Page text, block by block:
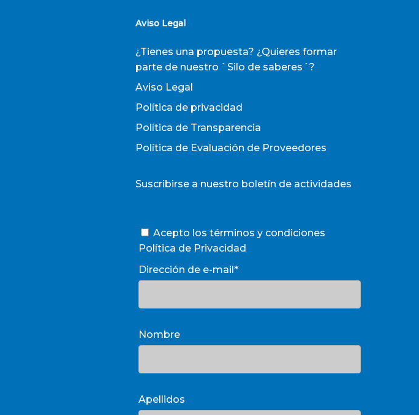
Aviso Legal
¿Tienes una propuesta? ¿Quieres formar
parte de nuestro `Silo de saberes´?
Aviso Legal
Política de privacidad
Política de Transparencia
Política de Evaluación de Proveedores
Suscribirse a nuestro boletín de actividades
Acepto los términos y condiciones
Política de Privacidad
Dirección de e-mail*
Nombre
Apellidos